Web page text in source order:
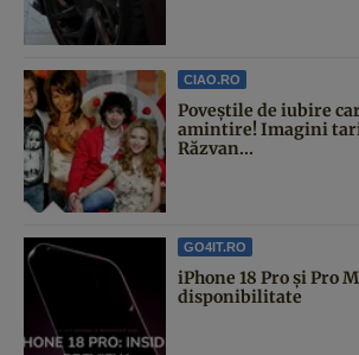
CIAO.RO
Poveştile de iubire
amintire! Imagini tari
Răzvan...
GO4IT.RO
iPhone 18 Pro și Pro
disponibilitate